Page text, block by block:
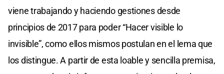
viene trabajando y haciendo gestiones desde
principios de 2017 para poder “Hacer visible lo
invisible”, como ellos mismos postulan en el lema que
los distingue. A partir de esta loable y sencilla premisa,